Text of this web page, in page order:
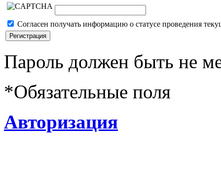
Согласен получать информацию о статусе проведения
Пароль должен быть не
*Обязательные поля
Авторизация